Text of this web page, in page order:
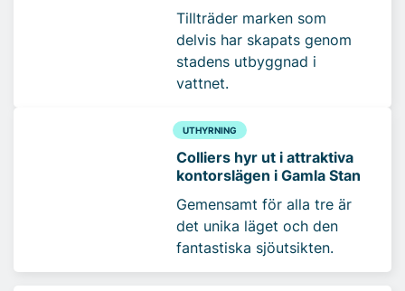
Tillträder marken som
delvis har skapats genom
stadens utbyggnad i
vattnet.
UTHYRNING
Colliers hyr ut i attraktiva
kontorslägen i Gamla Stan
Gemensamt för alla tre är
det unika läget och den
fantastiska sjöutsikten.